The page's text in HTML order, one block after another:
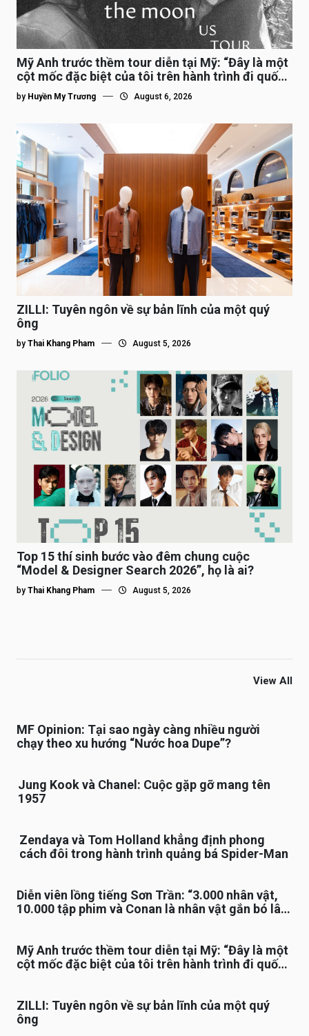
Mỹ Anh trước thềm tour diễn tại Mỹ: “Đây là một
cột mốc đặc biệt của tôi trên hành trình đi quốc
tế”
by Huyền My Trương August 6, 2026
ZILLI: Tuyên ngôn về sự bản lĩnh của một quý
ông
by Thai Khang Pham August 5, 2026
Top 15 thí sinh bước vào đêm chung cuộc
“Model & Designer Search 2026”, họ là ai?
by Thai Khang Pham August 5, 2026
View All
MF Opinion: Tại sao ngày càng nhiều người
chạy theo xu hướng “Nước hoa Dupe”?
Jung Kook và Chanel: Cuộc gặp gỡ mang tên
1957
Zendaya và Tom Holland khẳng định phong
cách đôi trong hành trình quảng bá Spider-Man
Diễn viên lồng tiếng Sơn Trần: “3.000 nhân vật,
10.000 tập phim và Conan là nhân vật gắn bó lâu
Mỹ Anh trước thềm tour diễn tại Mỹ: “Đây là một
cột mốc đặc biệt của tôi trên hành trình đi quốc
ZILLI: Tuyên ngôn về sự bản lĩnh của một quý
ông